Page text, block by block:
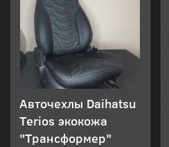
Авточехлы Daihatsu
Terios экокожа
"Трансформер"